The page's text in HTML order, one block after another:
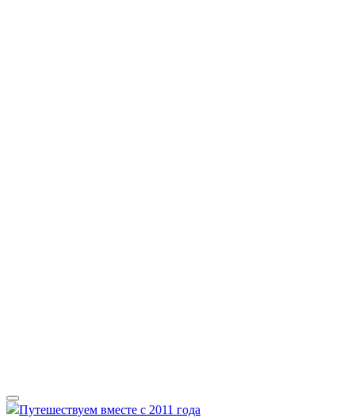
Путешествуем вместе с 2011 года